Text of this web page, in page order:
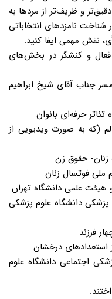
و ظریف‌تر از مردها به
شناخت نامزدهای انتخاباتی
نقش مهمی ایفا کنید.
دختران فعال و کنشگر در بخش‌های
جناب آقای شیخ ابراهیم
حرفه‌ای بانوان
(که به صورت ویدیویی از
حقوق زن
فوتسال زنان
علمی دانشگاه تهران
دانشگاه علوم پزشکی
فرزند
درخشان
اجتماعی دانشگاه علوم